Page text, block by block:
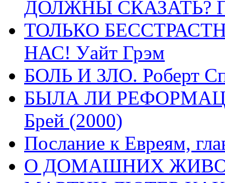
ДОЛЖНЫ СКАЗАТЬ?
ТОЛЬКО
НАС! Уайт Грэм
БОЛЬ И ЗЛО. Роберт
БЫЛА ЛИ
Брей (2000)
Послание к Евреям,
О ДОМАШНИХ